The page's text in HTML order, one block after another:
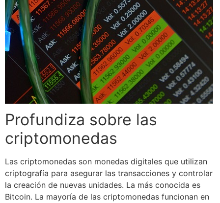
Profundiza sobre las
criptomonedas
Las criptomonedas son monedas digitales que utilizan
criptografía para asegurar las transacciones y controlar
la creación de nuevas unidades. La más conocida es
Bitcoin. La mayoría de las criptomonedas funcionan en